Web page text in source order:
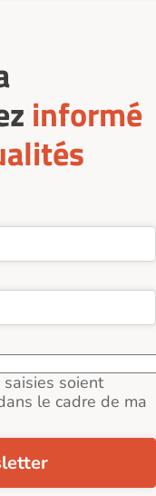
informé
soient
le cadre de ma